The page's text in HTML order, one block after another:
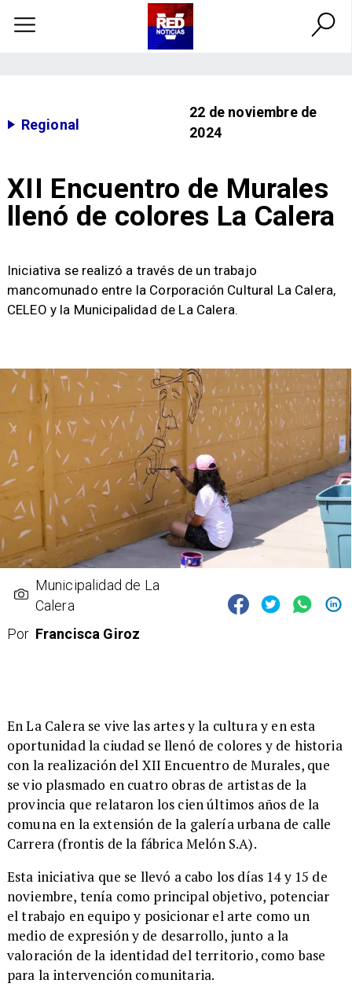
Regional
22 de noviembre de
2024
XII Encuentro de Murales
llenó de colores La Calera
​Iniciativa se realizó a través de un trabajo
mancomunado entre la Corporación Cultural La Calera,
CELEO y la Municipalidad de La Calera.
Municipalidad de La
Calera
Por Francisca Giroz
​En La Calera se vive las artes y la cultura y en esta
oportunidad la ciudad se llenó de colores y de historia
con la realización del XII Encuentro de Murales, que
se vio plasmado en cuatro obras de artistas de la
provincia que relataron los cien últimos años de la
comuna en la extensión de la galería urbana de calle
Carrera (frontis de la fábrica Melón S.A).
Esta iniciativa que se llevó a cabo los días 14 y 15 de
noviembre, tenía como principal objetivo, potenciar
el trabajo en equipo y posicionar el arte como un
medio de expresión y de desarrollo, junto a la
valoración de la identidad del territorio, como base
para la intervención comunitaria.